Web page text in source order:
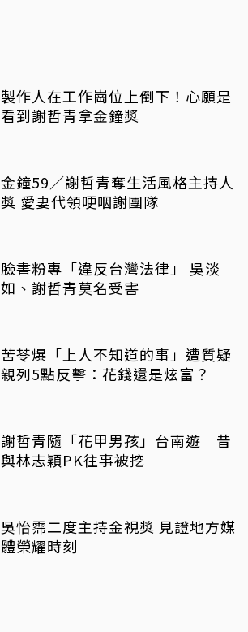
製作人在工作崗位上倒下！心願是
看到謝哲青拿金鐘獎
金鐘59／謝哲青奪生活風格主持人
獎 愛妻代領哽咽謝團隊
臉書粉專「違反台灣法律」 吳淡
如、謝哲青莫名受害
苦苓爆「上人不知道的事」遭質疑
親列5點反擊：花錢還是炫富？
謝哲青隨「花甲男孩」台南遊 昔
與林志穎PK往事被挖
吳怡霈二度主持金視獎 見證地方媒
體榮耀時刻